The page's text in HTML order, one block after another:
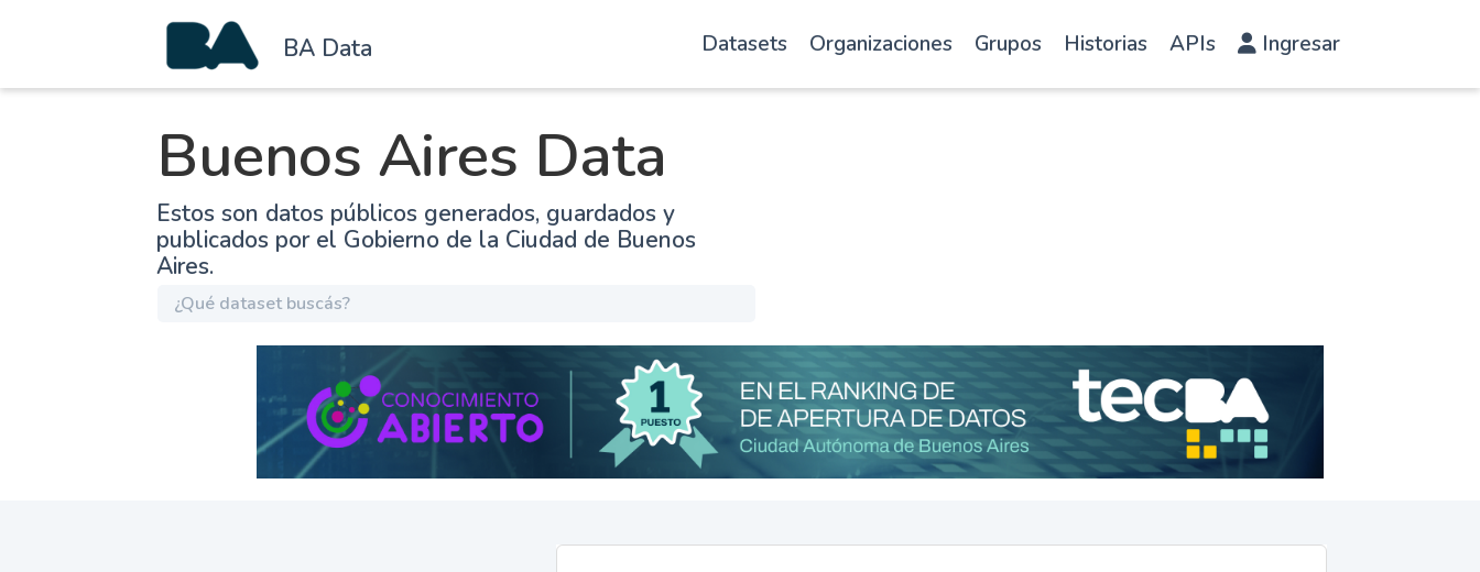
BA Data Datasets Organizaciones Grupos Historias APIs Ingresar
Buenos Aires Data
Estos son datos públicos generados, guardados y
publicados por el Gobierno de la Ciudad de Buenos
Aires.